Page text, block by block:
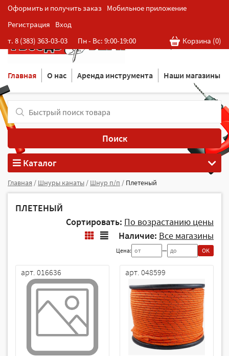
Оформить и получить заказ Мобильное приложение
Регистрация
Вход
т. 8 (383) 363-03-03
Пн - Вс: 9:00-19:00 Корзина (0)
Розничная cеть магазинов
в Новосибирске
Главная О нас Аренда инструмента Наши магазины
Поиск
Каталог
Главная / Шнуры канаты / Шнур п/п / Плетеный
ПЛЕТЕНЫЙ
Сортировать: По возрастанию цены
Наличие: Все магазины
Цена: — OK
арт. 016636 арт. 048599